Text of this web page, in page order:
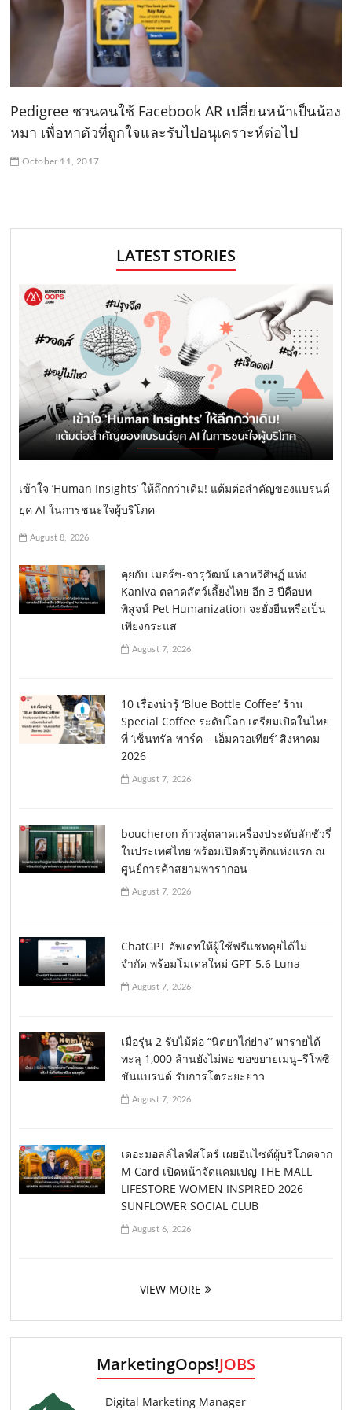
Pedigree ชวนคนใช้ Facebook AR เปลี่ยนหน้าเป็นน้อง
หมา เพื่อหาตัวที่ถูกใจและรับไปอนุเคราะห์ต่อไป
October 11, 2017
LATEST STORIES
เข้าใจ ‘Human Insights’ ให้ลึกกว่าเดิม! แต้มต่อสำคัญของแบรนด์
ยุค AI ในการชนะใจผู้บริโภค
August 8, 2026
คุยกับ เมอร์ซ-จารุวัฒน์ เลาหวิศิษฏ์ แห่ง
Kaniva ตลาดสัตว์เลี้ยงไทย อีก 3 ปีคือบท
พิสูจน์ Pet Humanization จะยั่งยืนหรือเป็น
เพียงกระแส
August 7, 2026
10 เรื่องน่ารู้ ‘Blue Bottle Coffee’ ร้าน
Special Coffee ระดับโลก เตรียมเปิดในไทย
ที่ ‘เซ็นทรัล พาร์ค – เอ็มควอเทียร์’ สิงหาคม
2026
August 7, 2026
boucheron ก้าวสู่ตลาดเครื่องประดับลักชัวรี่
ในประเทศไทย พร้อมเปิดตัวบูติกแห่งแรก ณ
ศูนย์การค้าสยามพารากอน
August 7, 2026
ChatGPT อัพเดทให้ผู้ใช้ฟรีแชทคุยได้ไม่
จำกัด พร้อมโมเดลใหม่ GPT-5.6 Luna
August 7, 2026
เมื่อรุ่น 2 รับไม้ต่อ “นิตยาไก่ย่าง” พารายได้
ทะลุ 1,000 ล้านยังไม่พอ ขอขยายเมนู–รีโพซิ
ชันแบรนด์ รับการโตระยะยาว
August 7, 2026
เดอะมอลล์ไลฟ์สโตร์ เผยอินไซต์ผู้บริโภคจาก
M Card เปิดหน้าจัดแคมเปญ THE MALL
LIFESTORE WOMEN INSPIRED 2026
SUNFLOWER SOCIAL CLUB
August 6, 2026
VIEW MORE
MarketingOops!JOBS
Digital Marketing Manager